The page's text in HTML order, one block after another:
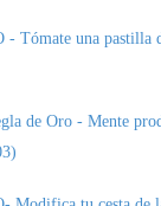
- Tómate una pastilla
de Oro - Mente